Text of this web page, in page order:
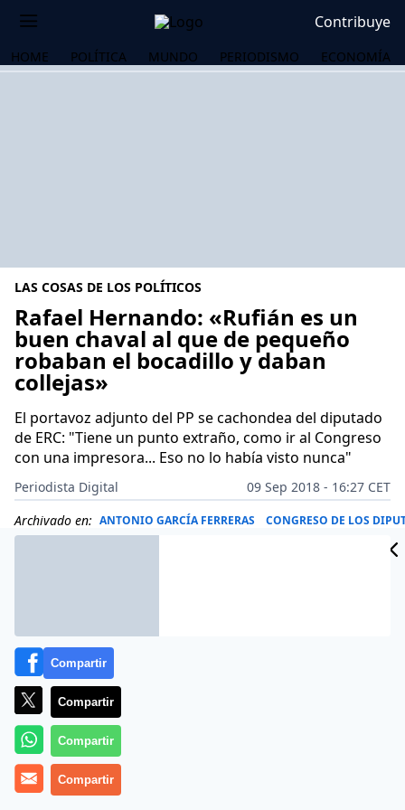
Contribuye
HOME POLÍTICA MUNDO PERIODISMO ECONOMÍA
LAS COSAS DE LOS POLÍTICOS
Rafael Hernando: «Rufián es un
buen chaval al que de pequeño
robaban el bocadillo y daban
collejas»
El portavoz adjunto del PP se cachondea del diputado
de ERC: "Tiene un punto extraño, como ir al Congreso
con una impresora... Eso no lo había visto nunca"
Periodista Digital
09 Sep 2018 - 16:27 CET
Archivado en: ANTONIO GARCÍA FERRERAS CONGRESO DE LOS
Compartir
Compartir
Compartir
Compartir